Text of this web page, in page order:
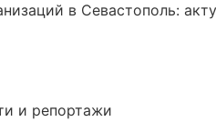
в Севастополь:
и репортажи